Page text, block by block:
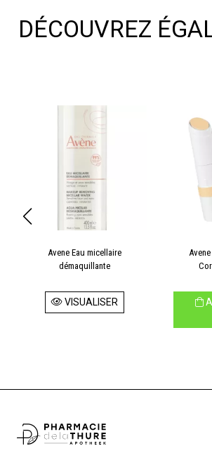
DÉCOUVREZ
Avene Eau micellaire
démaquillante
VISUALISER